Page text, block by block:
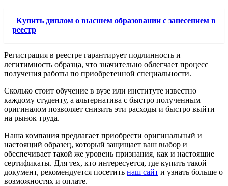
Купить диплом о высшем образовании с занесением в
реестр
Регистрация в реестре гарантирует подлинность и
легитимность образца, что значительно облегчает процесс
получения работы по приобретенной специальности.
Сколько стоит обучение в вузе или институте известно
каждому студенту, а альтернатива с быстро полученным
оригиналом позволяет снизить эти расходы и быстро выйти
на рынок труда.
Наша компания предлагает приобрести оригинальный и
настоящий образец, который защищает ваш выбор и
обеспечивает такой же уровень признания, как и настоящие
сертификаты. Для тех, кто интересуется, где купить такой
документ, рекомендуется посетить наш сайт и узнать больше о
возможностях и оплате.